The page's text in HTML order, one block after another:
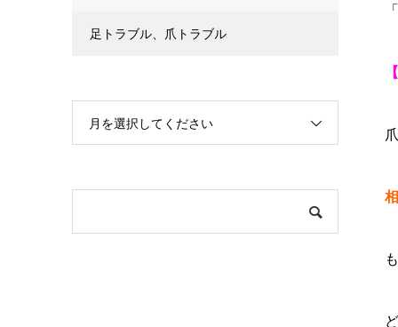
「
足トラブル、爪トラブル
月を選択してください